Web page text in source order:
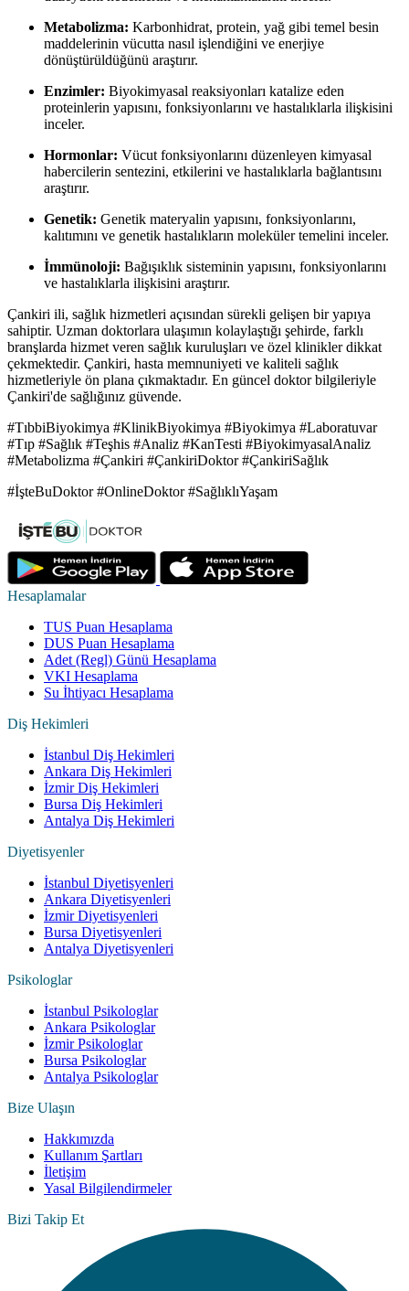
Metabolizma: Karbonhidrat, protein, yağ gibi temel besin
maddelerinin vücutta nasıl işlendiğini ve enerjiye
dönüştürüldüğünü araştırır.
Enzimler: Biyokimyasal reaksiyonları katalize eden
proteinlerin yapısını, fonksiyonlarını ve hastalıklarla ilişkisini
inceler.
Hormonlar: Vücut fonksiyonlarını düzenleyen kimyasal
habercilerin sentezini, etkilerini ve hastalıklarla bağlantısını
araştırır.
Genetik: Genetik materyalin yapısını, fonksiyonlarını,
kalıtımını ve genetik hastalıkların moleküler temelini inceler.
İmmünoloji: Bağışıklık sisteminin yapısını, fonksiyonlarını
ve hastalıklarla ilişkisini araştırır.
Çankiri ili, sağlık hizmetleri açısından sürekli gelişen bir yapıya
sahiptir. Uzman doktorlara ulaşımın kolaylaştığı şehirde, farklı
branşlarda hizmet veren sağlık kuruluşları ve özel klinikler dikkat
çekmektedir. Çankiri, hasta memnuniyeti ve kaliteli sağlık
hizmetleriyle ön plana çıkmaktadır. En güncel doktor bilgileriyle
Çankiri'de sağlığınız güvende.
#TıbbiBiyokimya #KlinikBiyokimya #Biyokimya #Laboratuvar
#Tıp #Sağlık #Teşhis #Analiz #KanTesti #BiyokimyasalAnaliz
#Metabolizma #Çankiri #ÇankiriDoktor #ÇankiriSağlık
#İşteBuDoktor #OnlineDoktor #SağlıklıYaşam
Hesaplamalar
TUS Puan Hesaplama
DUS Puan Hesaplama
Adet (Regl) Günü Hesaplama
VKI Hesaplama
Su İhtiyacı Hesaplama
Diş Hekimleri
İstanbul Diş Hekimleri
Ankara Diş Hekimleri
İzmir Diş Hekimleri
Bursa Diş Hekimleri
Antalya Diş Hekimleri
Diyetisyenler
İstanbul Diyetisyenleri
Ankara Diyetisyenleri
İzmir Diyetisyenleri
Bursa Diyetisyenleri
Antalya Diyetisyenleri
Psikologlar
İstanbul Psikologlar
Ankara Psikologlar
İzmir Psikologlar
Bursa Psikologlar
Antalya Psikologlar
Bize Ulaşın
Hakkımızda
Kullanım Şartları
İletişim
Yasal Bilgilendirmeler
Bizi Takip Et